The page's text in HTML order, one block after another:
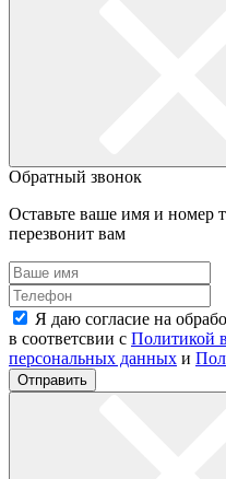
Обратный звонок
Оставьте ваше имя и номер
перезвонит вам
Я даю согласие на
в соответсвии с Политикой
персональных данных и
Отправить